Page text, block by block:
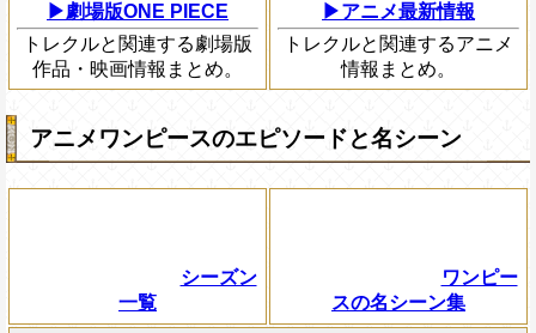
▶劇場版ONE PIECE
トレクルと関連する劇場版
作品・映画情報まとめ。
▶アニメ最新情報
トレクルと関連するアニメ
情報まとめ。
アニメワンピースのエピソードと名シーン
シーズン
一覧
ワンピー
スの名シーン集